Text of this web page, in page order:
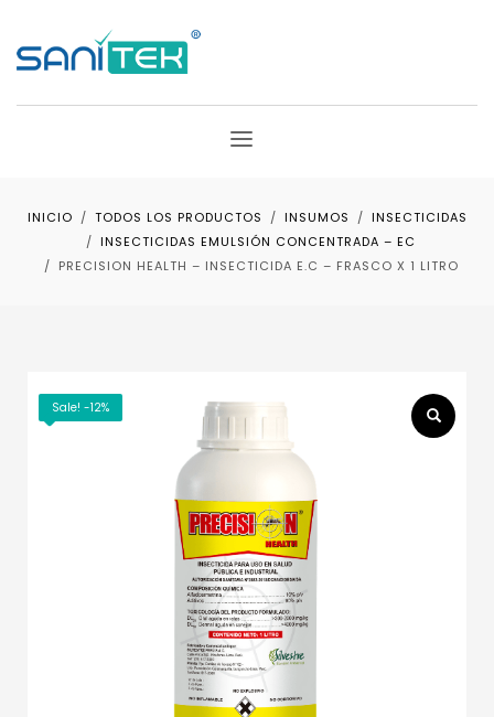
INICIO TODOS LOS PRODUCTOS INSUMOS
INSECTICIDAS
INSECTICIDAS EMULSIÓN CONCENTRADA – EC
PRECISION HEALTH – INSECTICIDA E.C – FRASCO X 1 LITRO
Sale! -12%